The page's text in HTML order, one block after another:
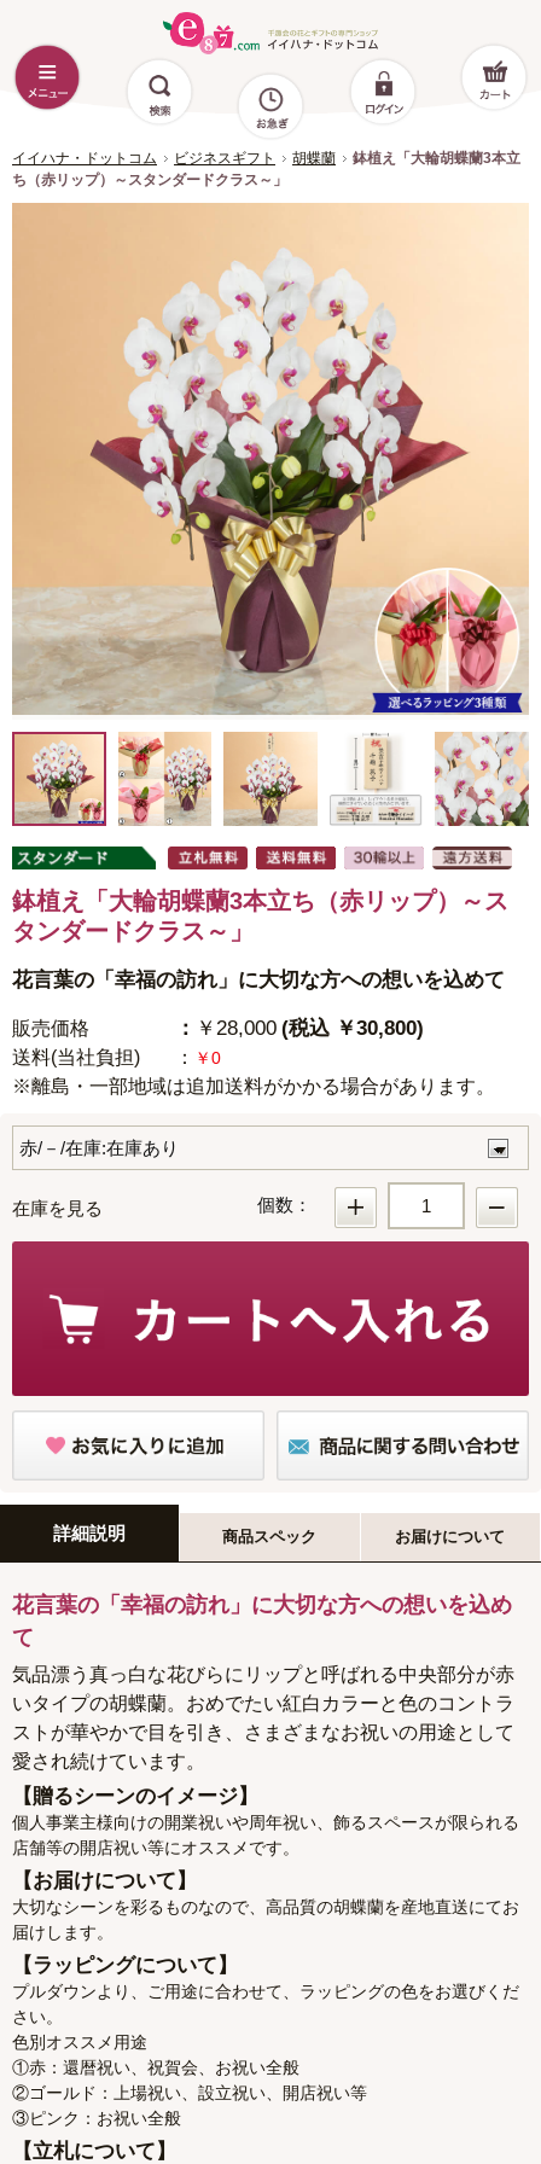
イイハナ・ドットコム ビジネスギフト 胡蝶蘭
鉢植え「大輪胡蝶蘭3本立
ち（赤リップ）～スタンダードクラス～」
鉢植え「大輪胡蝶蘭3本立ち（赤リップ）～ス
タンダードクラス～」
花言葉の「幸福の訪れ」に大切な方への想いを込めて
販売価格 ： ￥28,000 (税込 ￥30,800)
送料(当社負担) ： ￥0
※離島・一部地域は追加送料がかかる場合があります。
在庫を見る 個数：
詳細説明 商品スペック お届けについて
花言葉の「幸福の訪れ」に大切な方への想いを込め
て
気品漂う真っ白な花びらにリップと呼ばれる中央部分が赤
いタイプの胡蝶蘭。おめでたい紅白カラーと色のコントラ
ストが華やかで目を引き、さまざまなお祝いの用途として
愛され続けています。
【贈るシーンのイメージ】
個人事業主様向けの開業祝いや周年祝い、飾るスペースが限られる
店舗等の開店祝い等にオススメです。
【お届けについて】
大切なシーンを彩るものなので、高品質の胡蝶蘭を産地直送にてお
届けします。
【ラッピングについて】
プルダウンより、ご用途に合わせて、ラッピングの色をお選びくだ
さい。
色別オススメ用途
①赤：還暦祝い、祝賀会、お祝い全般
②ゴールド：上場祝い、設立祝い、開店祝い等
③ピンク：お祝い全般
【立札について】